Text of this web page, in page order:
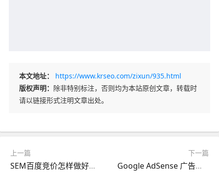
本文地址：
https://www.krseo.com/zixun/935.html
版权声明： 除非特别标注，否则均为本站原创文章，转载时
请以链接形式注明文章出处。
上一篇
SEM百度竞价怎样做好目标人群的分析？
下一篇
Google AdSense 广告加载速度优化及延迟加载设置